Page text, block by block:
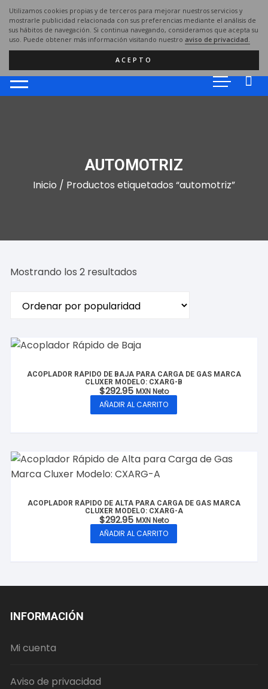
Utilizamos cookies propias y de terceros para mejorar nuestros servicios y
mostrarle publicidad relacionada con sus preferencias mediante el análisis de
sus hábitos de navegación. Si continua navegando, consideramos que acepta su
uso. Puede obtener más información visitando nuestro aviso de privacidad.
ACEPTO
Saltar
contenido
AUTOMOTRIZ
Inicio / Productos etiquetados “automotriz”
Mostrando los 2 resultados
popularidad
ACOPLADOR RÁPIDO DE BAJA PARA CARGA DE GAS MARCA
CLUXER MODELO: CXARG-B
$292.95 MXN Neto
AÑADIR AL CARRITO
ACOPLADOR RÁPIDO DE ALTA PARA CARGA DE GAS MARCA
CLUXER MODELO: CXARG-A
$292.95 MXN Neto
AÑADIR AL CARRITO
INFORMACIÓN
Mi cuenta
Aviso de privacidad